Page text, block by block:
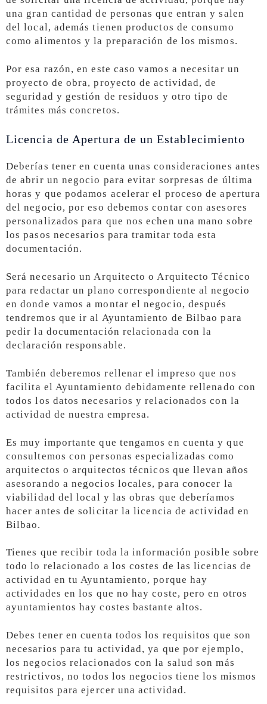
una gran cantidad de personas que entran y salen
del local, además tienen productos de consumo
como alimentos y la preparación de los mismos.
Por esa razón, en este caso vamos a necesitar un
proyecto de obra, proyecto de actividad, de
seguridad y gestión de residuos y otro tipo de
trámites más concretos.
Licencia de Apertura de un Establecimiento
Deberías tener en cuenta unas consideraciones antes
de abrir un negocio para evitar sorpresas de última
horas y que podamos acelerar el proceso de apertura
del negocio, por eso debemos contar con asesores
personalizados para que nos echen una mano sobre
los pasos necesarios para tramitar toda esta
documentación.
Será necesario un Arquitecto o Arquitecto Técnico
para redactar un plano correspondiente al negocio
en donde vamos a montar el negocio, después
tendremos que ir al Ayuntamiento de Bilbao para
pedir la documentación relacionada con la
declaración responsable.
También deberemos rellenar el impreso que nos
facilita el Ayuntamiento debidamente rellenado con
todos los datos necesarios y relacionados con la
actividad de nuestra empresa.
Es muy importante que tengamos en cuenta y que
consultemos con personas especializadas como
arquitectos o arquitectos técnicos que llevan años
asesorando a negocios locales, para conocer la
viabilidad del local y las obras que deberíamos
hacer antes de solicitar la licencia de actividad en
Bilbao.
Tienes que recibir toda la información posible sobre
todo lo relacionado a los costes de las licencias de
actividad en tu Ayuntamiento, porque hay
actividades en los que no hay coste, pero en otros
ayuntamientos hay costes bastante altos.
Debes tener en cuenta todos los requisitos que son
necesarios para tu actividad, ya que por ejemplo,
los negocios relacionados con la salud son más
restrictivos, no todos los negocios tiene los mismos
requisitos para ejercer una actividad.